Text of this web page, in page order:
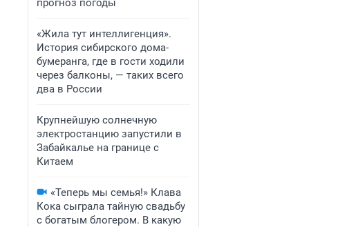
прогноз погоды
«Жила тут интеллигенция».
История сибирского дома-
бумеранга, где в гости ходили
через балконы, — таких всего
два в России
Крупнейшую солнечную
электростанцию запустили в
Забайкалье на границе с
Китаем
«Теперь мы семья!» Клава
Кока сыграла тайную свадьбу
с богатым блогером. В какую